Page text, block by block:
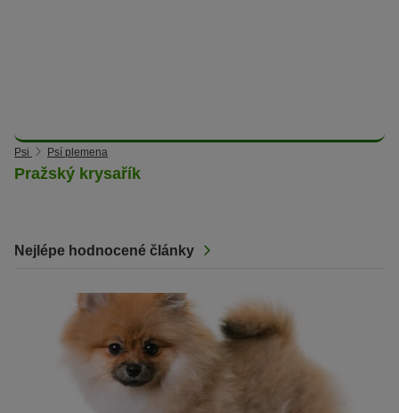
Psi Psí plemena
Pražský krysařík
Nejlépe hodnocené články